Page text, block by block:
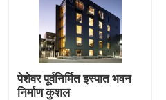
पेशेवर पूर्वनिर्मित इस्पात भवन
निर्माण कुशल